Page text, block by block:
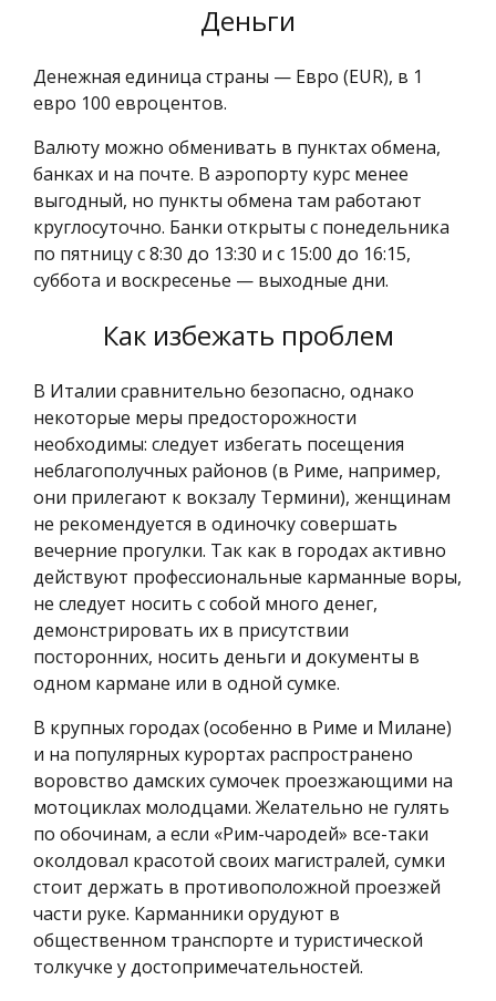
Деньги
Денежная единица страны — Евро (EUR), в 1
евро 100 евроцентов.
Валюту можно обменивать в пунктах обмена,
банках и на почте. В аэропорту курс менее
выгодный, но пункты обмена там работают
круглосуточно. Банки открыты с понедельника
по пятницу с 8:30 до 13:30 и с 15:00 до 16:15,
суббота и воскресенье — выходные дни.
Как избежать проблем
В Италии сравнительно безопасно, однако
некоторые меры предосторожности
необходимы: следует избегать посещения
неблагополучных районов (в Риме, например,
они прилегают к вокзалу Термини), женщинам
не рекомендуется в одиночку совершать
вечерние прогулки. Так как в городах активно
действуют профессиональные карманные воры,
не следует носить с собой много денег,
демонстрировать их в присутствии
посторонних, носить деньги и документы в
одном кармане или в одной сумке.
В крупных городах (особенно в Риме и Милане)
и на популярных курортах распространено
воровство дамских сумочек проезжающими на
мотоциклах молодцами. Желательно не гулять
по обочинам, а если «Рим-чародей» все-таки
околдовал красотой своих магистралей, сумки
стоит держать в противоположной проезжей
части руке. Карманники орудуют в
общественном транспорте и туристической
толкучке у достопримечательностей.